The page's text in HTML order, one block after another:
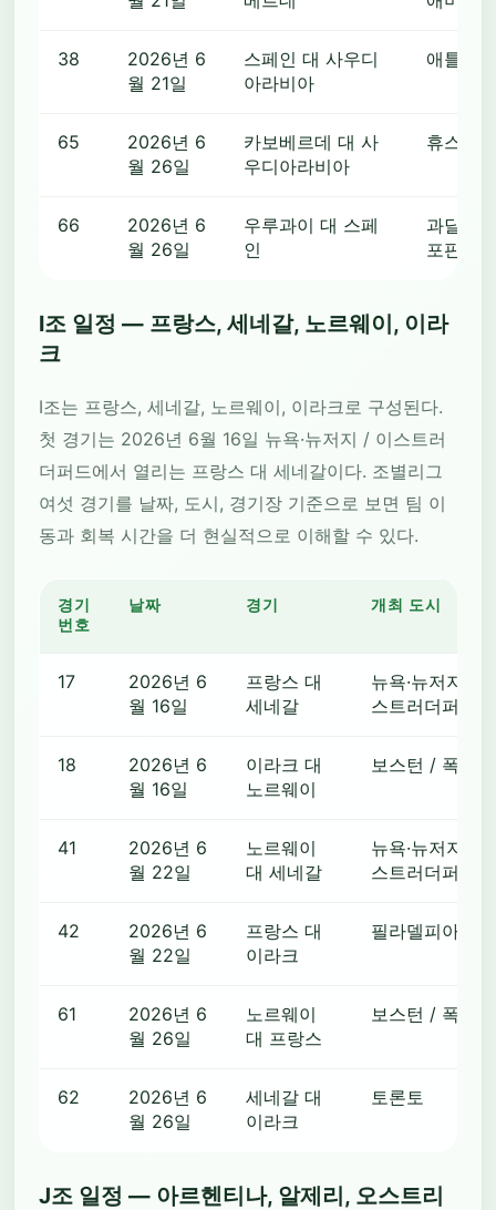
38
2026년 6
월 21일
스페인 대 사우디
아라비아
애틀랜타
65
2026년 6
월 26일
카보베르데 대 사
우디아라비아
휴스턴
66
2026년 6
월 26일
우루과이 대 스페
인
과달라
포판
I조 일정 — 프랑스, 세네갈, 노르웨이, 이라
크
I조는 프랑스, 세네갈, 노르웨이, 이라크로 구성된다.
첫 경기는 2026년 6월 16일 뉴욕·뉴저지 / 이스트러
더퍼드에서 열리는 프랑스 대 세네갈이다. 조별리그
여섯 경기를 날짜, 도시, 경기장 기준으로 보면 팀 이
동과 회복 시간을 더 현실적으로 이해할 수 있다.
경기
번호
날짜 경기 개최 도시
17
2026년 6
월 16일
프랑스 대
세네갈
뉴욕·뉴저지 /
스트러더퍼드
18
2026년 6
월 16일
이라크 대
노르웨이
보스턴 / 폭스
41
2026년 6
월 22일
노르웨이
대 세네갈
뉴욕·뉴저지 /
스트러더퍼드
42
2026년 6
월 22일
프랑스 대
이라크
필라델피아
61
2026년 6
월 26일
노르웨이
대 프랑스
보스턴 / 폭스
62
2026년 6
월 26일
세네갈 대
이라크
토론토
J조 일정 — 아르헨티나, 알제리, 오스트리